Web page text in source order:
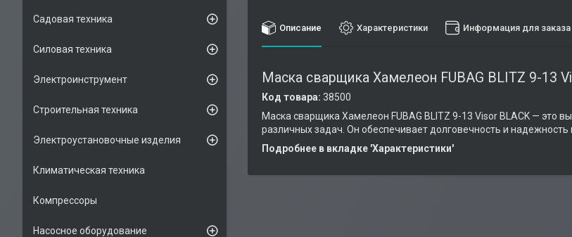
Описание Характеристики Информация для заказа
Маска сварщика Хамелеон FUBAG BLITZ 9-13
Код товара: 38500
Маска сварщика Хамелеон FUBAG BLITZ 9-13 Visor BLACK — это
различных задач. Он обеспечивает долговечность и
Подробнее в вкладке 'Характеристики'
Садовая техника
Силовая техника
Электроинструмент
Строительная техника
Электроустановочные изделия
Климатическая техника
Компрессоры
Насосное оборудование